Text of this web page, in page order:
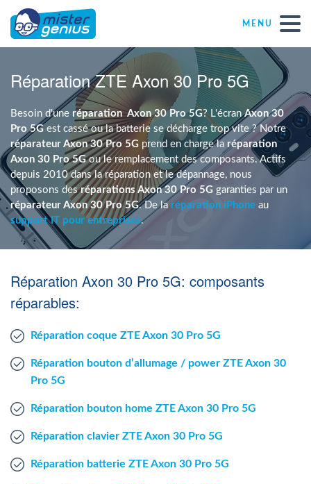
MENU
Réparations – Dépannages
Magasins informatiques toutes marques
Particulier
Indépendant
ASBL
Agent Mac
Réparation ZTE Axon 30 Pro 5G
Besoin d'une réparation Axon 30 Pro 5G? L'écranAxon 30
Pro 5G est cassé ou la batterie se décharge trop vite ? Notre
réparateur Axon 30 Pro 5G prend en charge la réparation
Axon 30 Pro 5Gou le remplacement des composants. Actifs
depuis 2010 dans la réparation et le dépannage, nous
proposons desréparations Axon 30 Pro 5G garanties par un
réparateur Axon 30 Pro 5G. De la réparation iPhone au
support IT pour entreprises.
Réparation Axon 30 Pro 5G: composants
réparables:
Réparation coque ZTE Axon 30 Pro 5G
Réparation bouton d’allumage / power ZTE Axon 30
Pro 5G
Réparation bouton home ZTE Axon 30 Pro 5G
Réparation clavier ZTE Axon 30 Pro 5G
Réparation batterie ZTE Axon 30 Pro 5G